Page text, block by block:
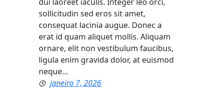
sollicitudin sed eros sit amet,
consequat lacinia augue. Donec a
erat id quam aliquet mollis. Aliquam
ornare, elit non vestibulum faucibus,
ligula enim gravida dolor, at euismod
neque…
janeiro 7, 2026